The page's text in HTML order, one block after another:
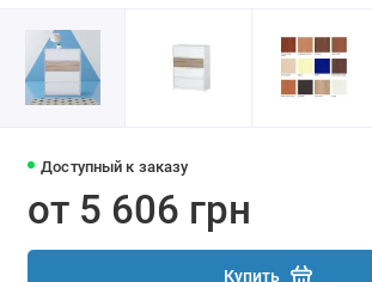
Доступный к заказу
от 5 606 грн
Купить